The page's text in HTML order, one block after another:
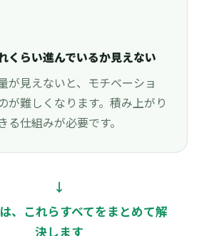
くらい進んでいるか見えない
が見えないと、モチベーショ
が難しくなります。積み上がり
る仕組みが必要です。
↓
、これらすべてをまとめて解
決します